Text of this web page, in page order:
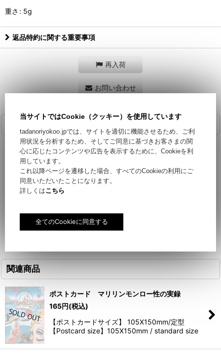
重さ : 5g
返品特約に関する重要事項
再入荷
お問い合わせ
【ポストカードサイズ】 105X150mm/定型
【Postcard size】105X150mm / standard size
関連商品
ポストカード マリリンモンロー性の実録
165円(税込)
【ポストカードサイズ】 105X150mm/定型
【Postcard size】105X150mm / standard size
当サイトではCookie（クッキー）を使用しています
tadanoriyokoo.jpでは、サイトを適切に機能させるため、ご利
用状況を分析するため、そしてご同意に基づきお客さまの関
心に応じたコンテンツや広告を表示するために、Cookieを利
用しています。
これ以降ページを遷移した場合、すべてのCookieの利用にご
同意いただいたことになります。
詳しくはこちら